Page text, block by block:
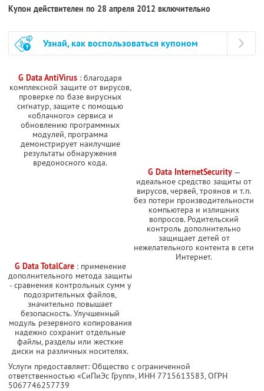
Купон действителен по 28 апреля 2012 включительно
Узнай, как воспользоваться купоном
G Data AntiVirus : благодаря
комплексной защите от вирусов,
проверке по базе вирусных
сигнатур, защите с помощью
«облачного» сервиса и
обновлению программных
модулей, программа
демонстрирует наилучшие
результаты обнаружения
вредоносного кода.
G Data InternetSecurity—
идеальное средство защиты от
вирусов, червей, троянов и т.п.
без потери производительности
компьютера и излишних
вопросов. Родительский
контроль дополнительно
защищает детей от
нежелательного контента в сети
Интернет.
G Data TotalCare: применение
дополнительного метода защиты
- сравнения контрольных сумм у
подозрительных файлов,
значительно повышает
безопасность. Улучшенный
модуль резервного копирования
надежно сохранит отдельные
файлы, разделы или жесткие
диски на различных носителях.
Услуги предоставляет: Общество с ограниченной
ответственностью «СиПиЭс Групп», ИНН 7715613583, ОГРН
5067746257739